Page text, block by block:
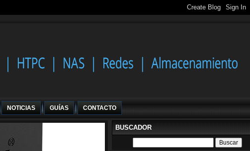
NOTICIAS GUÍAS CONTACTO
BUSCADOR